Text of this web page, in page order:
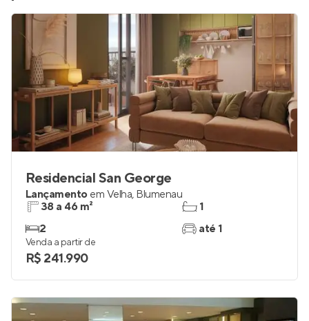
Residencial San George
Lançamento em Velha, Blumenau
38 a 46 m²
2
1
até 1
Venda a partir de
R$ 241.990